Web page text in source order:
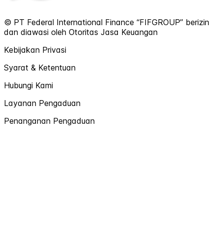
© PT Federal International Finance “FIFGROUP” berizin
dan diawasi oleh Otoritas Jasa Keuangan
Kebijakan Privasi
Syarat & Ketentuan
Hubungi Kami
Layanan Pengaduan
Penanganan Pengaduan